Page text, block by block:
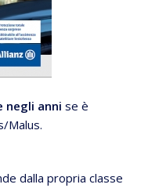
negli anni se è
Malus.
dalla propria classe